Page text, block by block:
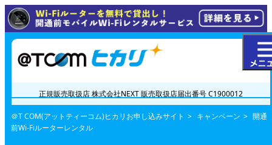
正規販売取扱店 株式会社NEXT販売取扱店届出番号 C1900012
＠T COM(アットティーコム)ヒカリお申し込みサイト キャンペーン
開通
前Wi-Fiルーターレンタル